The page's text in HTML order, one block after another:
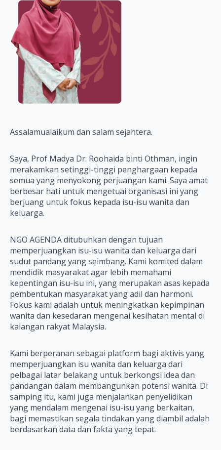
Assalamualaikum dan salam sejahtera.
Saya, Prof Madya Dr. Roohaida binti Othman, ingin
merakamkan setinggi-tinggi penghargaan kepada
semua yang menyokong perjuangan kami. Saya amat
berbesar hati untuk mengetuai organisasi ini yang
berjuang untuk fokus kepada isu-isu wanita dan
keluarga.
NGO AGENDA ditubuhkan dengan tujuan
memperjuangkan isu-isu wanita dan keluarga dari
sudut pandang yang seimbang. Kami komited dalam
mendidik masyarakat agar lebih memahami
kepentingan isu-isu ini, yang merupakan asas kepada
pembentukan masyarakat yang adil dan harmoni.
Fokus kami adalah untuk meningkatkan kepimpinan
wanita dan kesedaran mengenai kesihatan mental di
kalangan rakyat Malaysia.
Kami berperanan sebagai platform bagi aktivis yang
memperjuangkan isu wanita dan keluarga dari
pelbagai latar belakang untuk berkongsi idea dan
pandangan dalam membangunkan potensi wanita. Di
samping itu, kami juga menjalankan penyelidikan
yang mendalam mengenai isu-isu yang berkaitan,
bagi memastikan segala tindakan yang diambil adalah
berdasarkan data dan fakta yang tepat.